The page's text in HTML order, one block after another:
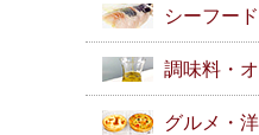
シーフード
調味料・
グルメ・